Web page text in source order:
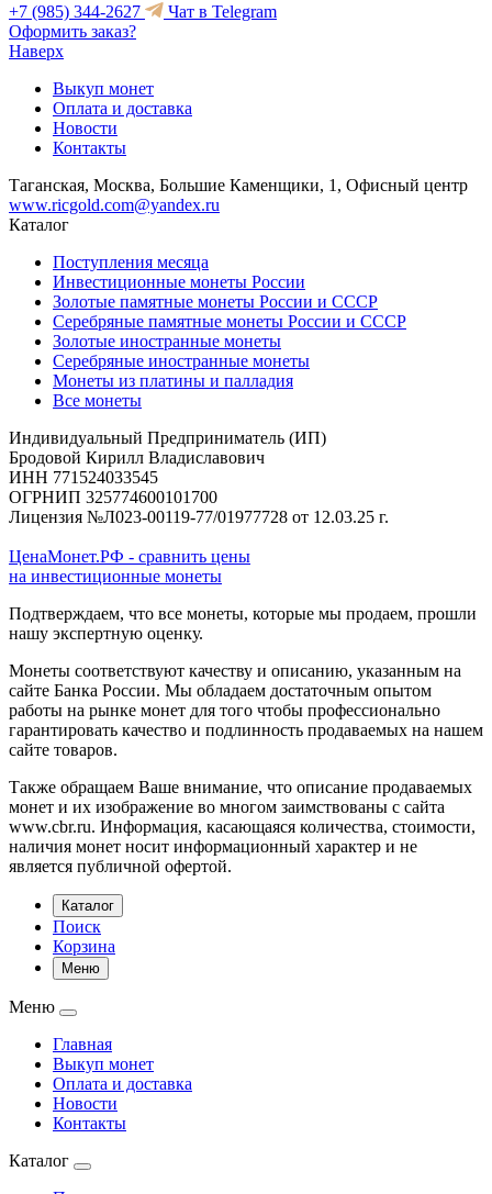
+7 (985) 344-2627
Чат в Telegram
Оформить заказ?
Наверх
Выкуп монет
Оплата и доставка
Новости
Контакты
Таганская, Москва, Большие Каменщики, 1, Офисный центр
www.ricgold.com@yandex.ru
Каталог
Поступления месяца
Инвестиционные монеты России
Золотые памятные монеты России и СССР
Серебряные памятные монеты России и СССР
Золотые иностранные монеты
Серебряные иностранные монеты
Монеты из платины и палладия
Все монеты
Индивидуальный Предприниматель (ИП)
Бродовой Кирилл Владиславович
ИНН 771524033545
ОГРНИП 325774600101700
Лицензия №Л023-00119-77/01977728 от 12.03.25 г.
ЦенаМонет.РФ - сравнить цены
на инвестиционные монеты
Подтверждаем, что все монеты, которые мы продаем, прошли
нашу экспертную оценку.
Монеты соответствуют качеству и описанию, указанным на
сайте Банка России. Мы обладаем достаточным опытом
работы на рынке монет для того чтобы профессионально
гарантировать качество и подлинность продаваемых на нашем
сайте товаров.
Также обращаем Ваше внимание, что описание продаваемых
монет и их изображение во многом заимствованы с сайта
www.cbr.ru. Информация, касающаяся количества, стоимости,
наличия монет носит информационный характер и не
является публичной офертой.
Каталог
Поиск
Корзина
Меню
Меню
Главная
Выкуп монет
Оплата и доставка
Новости
Контакты
Каталог